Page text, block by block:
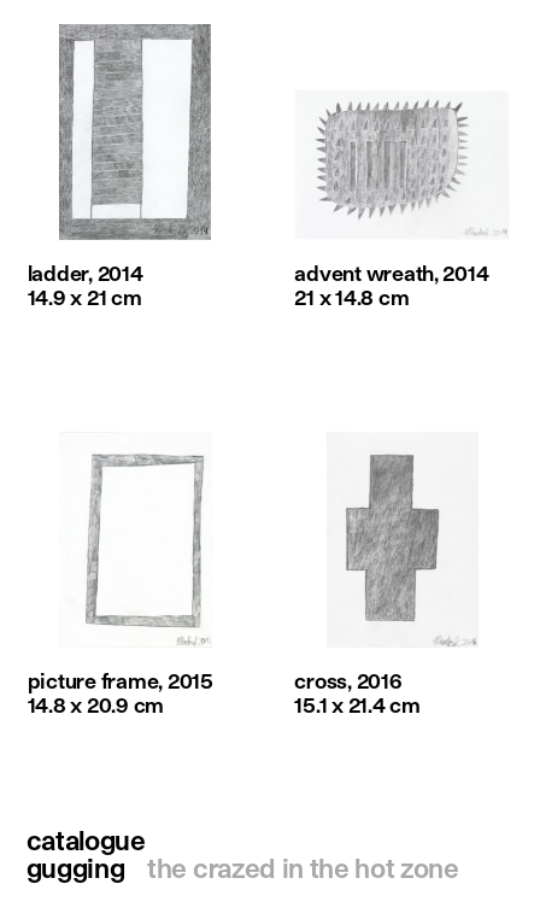
ladder, 2014
14.9 x 21 cm
advent wreath, 2014
21 x 14.8 cm
picture frame, 2015
14.8 x 20.9 cm
cross, 2016
15.1 x 21.4 cm
catalogue
gugging
the crazed in the hot zone